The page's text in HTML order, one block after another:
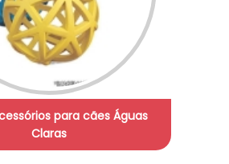
para cães Águas
Claras